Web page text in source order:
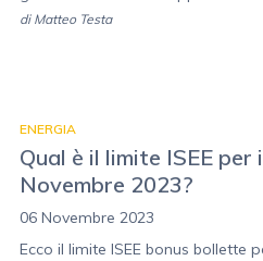
di Matteo Testa
ENERGIA
Qual è il limite ISEE
Novembre 2023?
06 Novembre 2023
Ecco il limite ISEE bonus bollette